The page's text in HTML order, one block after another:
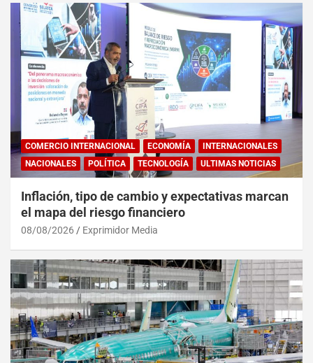
COMERCIO INTERNACIONAL ECONOMÍA
INTERNACIONALES
NACIONALES
POLÍTICA TECNOLOGÍA ULTIMAS NOTICIAS
Inflación, tipo de cambio y expectativas marcan
el mapa del riesgo financiero
08/08/2026 Exprimidor Media